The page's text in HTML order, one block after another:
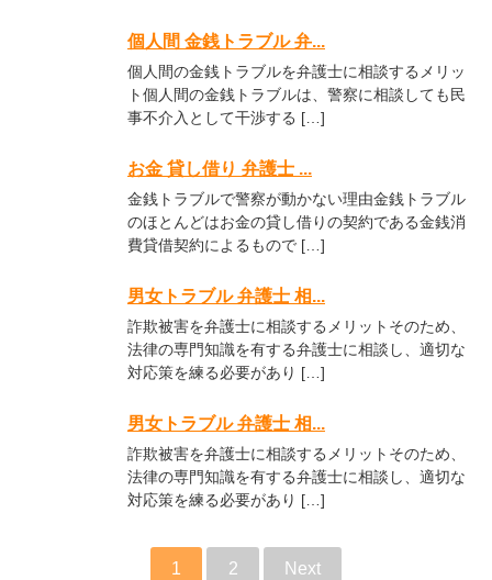
個人間 金銭トラブル 弁...
個人間の金銭トラブルを弁護士に相談するメリッ
ト個人間の金銭トラブルは、警察に相談しても民
事不介入として干渉する […]
お金 貸し借り 弁護士 ...
金銭トラブルで警察が動かない理由金銭トラブル
のほとんどはお金の貸し借りの契約である金銭消
費貸借契約によるもので […]
男女トラブル 弁護士 相...
詐欺被害を弁護士に相談するメリットそのため、
法律の専門知識を有する弁護士に相談し、適切な
対応策を練る必要があり […]
男女トラブル 弁護士 相...
詐欺被害を弁護士に相談するメリットそのため、
法律の専門知識を有する弁護士に相談し、適切な
対応策を練る必要があり […]
1 2 Next